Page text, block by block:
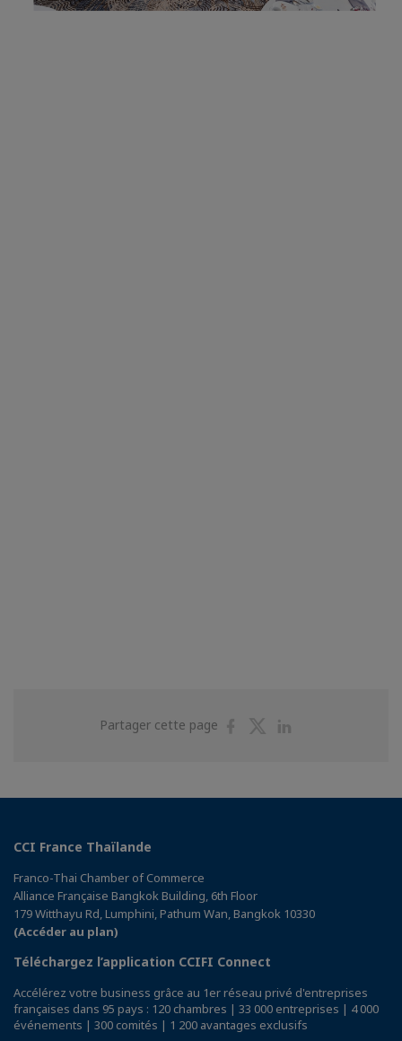
Partager cette page
PartagerPartager
CCI France Thaïlande
Franco-Thai Chamber of Commerce
Alliance Française Bangkok Building, 6th Floor
179 Witthayu Rd, Lumphini, Pathum Wan, Bangkok 10330
(Accéder au plan)
Téléchargez l’application CCIFI Connect
Accélérez votre business grâce au 1er réseau privé d'entreprises
françaises dans 95 pays : 120 chambres | 33 000 entreprises | 4 000
événements | 300 comités | 1 200 avantages exclusifs